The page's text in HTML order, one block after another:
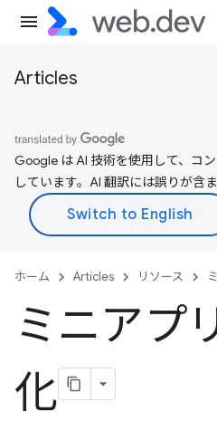
Articles
Google は AI 技術を使用して、コ
しています。AI 翻訳には誤りが含
ホーム Articles リソース
ミニアプ
化